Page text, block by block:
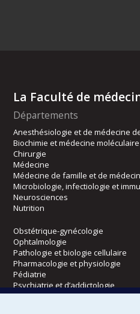
La Faculté de
Départements
Anesthésiologie et de médecine
Biochimie et médecine moléculaire
Chirurgie
Médecine
Médecine de famille et de
Microbiologie, infectiologie et
Neurosciences
Nutrition
Obstétrique-gynécologie
Ophtalmologie
Pathologie et biologie cellulaire
Pharmacologie et physiologie
Pédiatrie
Psychiatrie et d’addictologie
Radiologie, radio-oncologie et